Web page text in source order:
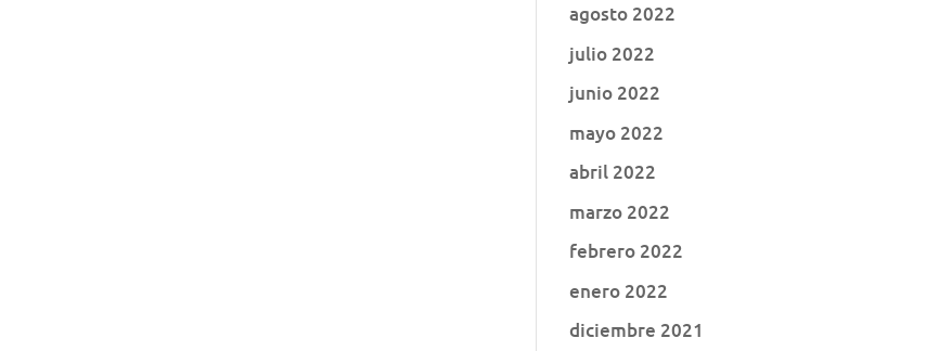
agosto 2022
julio 2022
junio 2022
mayo 2022
abril 2022
marzo 2022
febrero 2022
enero 2022
diciembre 2021